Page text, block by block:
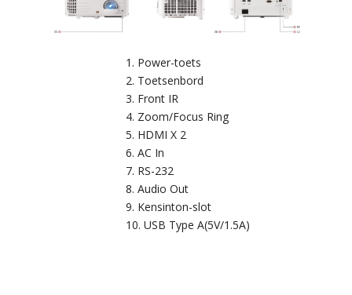
Power-toets
Toetsenbord
Front IR
Zoom/Focus Ring
HDMI X 2
AC In
RS-232
Audio Out
Kensinton-slot
USB Type A(5V/1.5A)